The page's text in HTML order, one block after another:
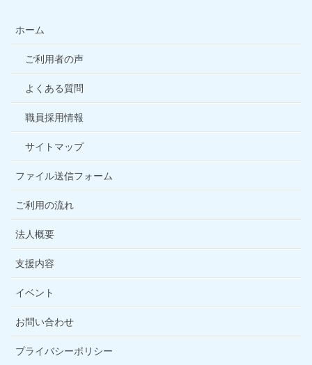
ホーム
ご利用者の声
よくある質問
職員採用情報
サイトマップ
ファイル送信フォーム
ご利用の流れ
法人概要
支援内容
イベント
お問い合わせ
プライバシーポリシー